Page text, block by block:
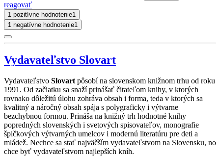
reagovať
1 pozitívne hodnotenie1
1 negatívne hodnotenie1
Vydavateľstvo Slovart
Vydavateľstvo Slovart pôsobí na slovenskom knižnom trhu od roku
1991. Od začiatku sa snaží prinášať čitateľom knihy, v ktorých
rovnako dôležitú úlohu zohráva obsah i forma, teda v ktorých sa
kvalitný a náročný obsah spája s polygraficky i výtvarne
bezchybnou formou. Prináša na knižný trh hodnotné knihy
popredných slovenských i svetových spisovateľov, monografie
špičkových výtvarných umelcov i modernú literatúru pre deti a
mládež. Nechce sa stať najväčším vydavateľstvom na Slovensku, no
chce byť vydavateľstvom najlepších kníh.